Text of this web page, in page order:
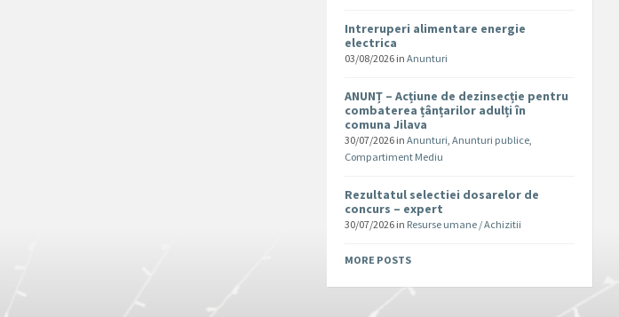
Intreruperi alimentare energie
electrica
03/08/2026 inAnunturi
ANUNȚ – Acțiune de dezinsecție pentru
combaterea țânțarilor adulți în
comuna Jilava
30/07/2026 inAnunturi,Anunturi publice,
Compartiment Mediu
Rezultatul selectiei dosarelor de
concurs – expert
30/07/2026 in Resurse umane / Achizitii
MORE POSTS